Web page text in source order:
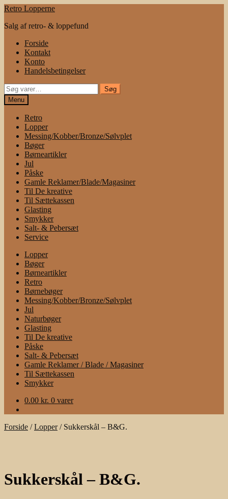
Spring
navigation
Spring
indhold
Retro Lopperne
Salg af retro- & loppefund
Forside
Kontakt
Konto
Handelsbetingelser
Søg
efter:
Søg
Menu
Retro
Lopper
Messing/Kobber/Bronze/Sølvplet
Bøger
Børneartikler
Jul
Påske
Gamle Reklamer/Blade/Magasiner
Til De kreative
Til Sættekassen
Glasting
Smykker
Salt- & Pebersæt
Service
Lopper
Bøger
Børneartikler
Retro
Børnebøger
Messing/Kobber/Bronze/Sølvplet
Jul
Naturbøger
Glasting
Til De kreative
Påske
Salt- & Pebersæt
Gamle Reklamer / Blade / Magasiner
Til Sættekassen
Smykker
0.00 kr. 0 varer
Forside /Lopper/ Sukkerskål – B&G.
Sukkerskål – B&G.